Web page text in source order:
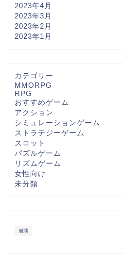
2023年4月
2023年3月
2023年2月
2023年1月
カテゴリー
MMORPG
RPG
おすすめゲーム
アクション
シミュレーションゲーム
ストラテジーゲーム
スロット
パズルゲーム
リズムゲーム
女性向け
未分類
崩壊